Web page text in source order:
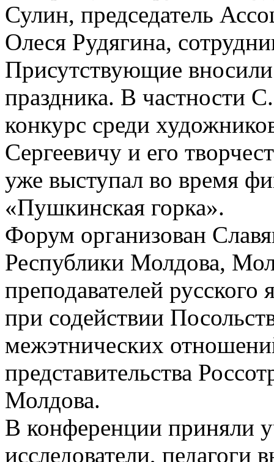
Сулин, председатель
Олеся Рудягина,
Присутствующие
праздника. В частности
конкурс среди
Сергеевичу и его
уже выступал во время
«Пушкинская горка».
Форум организован
Республики Молдова,
преподавателей
при содействии
межэтнических
представительства
Молдова.
В конференции приняли
исследователи,